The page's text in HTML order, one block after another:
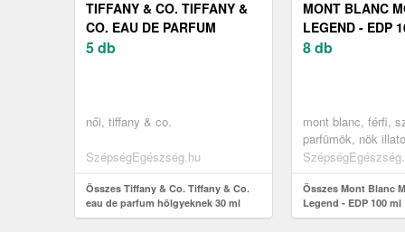
TIFFANY & CO. TIFFANY &
CO. EAU DE PARFUM
HÖLGYEKNEK 30 ML
5 db
női, tiffany & co.
SzépségEgészség.hu
Összes Tiffany & Co. Tiffany & Co.
eau de parfum hölgyeknek 30 ml
MONT BLANC
LEGEND - EDP
8 db
mont blanc, férfi,
parfümök, nök
parfum nőknek
Összes Mont Blanc
Legend - EDP 100 ml